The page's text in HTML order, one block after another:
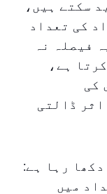
سکتے ہیں،
کی تعداد
فیصلہ نہ
ہے،
کی
ڈالتی
رہا ہے:
میں